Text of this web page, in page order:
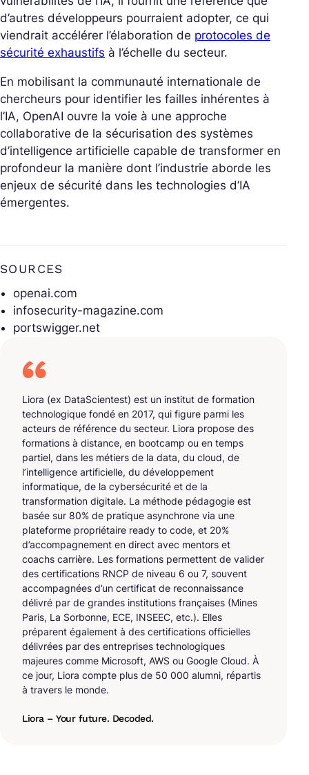
d’autres développeurs pourraient adopter, ce qui
viendrait accélérer l’élaboration de protocoles de
sécurité exhaustifs à l’échelle du secteur.
En mobilisant la communauté internationale de
chercheurs pour identifier les failles inhérentes à
l’IA, OpenAI ouvre la voie à une approche
collaborative de la sécurisation des systèmes
d’intelligence artificielle capable de transformer en
profondeur la manière dont l’industrie aborde les
enjeux de sécurité dans les technologies d’IA
émergentes.
SOURCES
openai.com
infosecurity-magazine.com
portswigger.net
Liora (ex DataScientest) est un institut de formation
technologique fondé en 2017, qui figure parmi les
acteurs de référence du secteur. Liora propose des
formations à distance, en bootcamp ou en temps
partiel, dans les métiers de la data, du cloud, de
l’intelligence artificielle, du développement
informatique, de la cybersécurité et de la
transformation digitale. La méthode pédagogie est
basée sur 80% de pratique asynchrone via une
plateforme propriétaire ready to code, et 20%
d’accompagnement en direct avec mentors et
coachs carrière. Les formations permettent de valider
des certifications RNCP de niveau 6 ou 7, souvent
accompagnées d’un certificat de reconnaissance
délivré par de grandes institutions françaises (Mines
Paris, La Sorbonne, ECE, INSEEC, etc.). Elles
préparent également à des certifications officielles
délivrées par des entreprises technologiques
majeures comme Microsoft, AWS ou Google Cloud. À
ce jour, Liora compte plus de 50 000 alumni, répartis
à travers le monde.
Liora – Your future. Decoded.